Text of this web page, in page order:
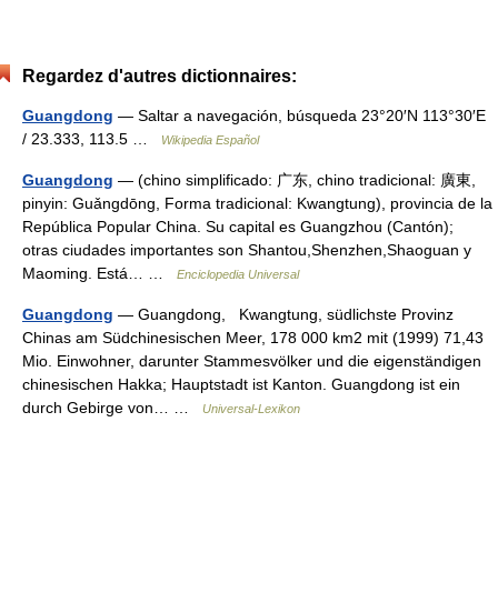
Regardez d'autres dictionnaires:
Guangdong — Saltar a navegación, búsqueda 23°20′N 113°30′E
/ 23.333, 113.5 …
Wikipedia Español
Guangdong — (chino simplificado: 广东, chino tradicional: 廣東,
pinyin: Guǎngdōng, Forma tradicional: Kwangtung), provincia de la
República Popular China. Su capital es Guangzhou (Cantón);
otras ciudades importantes son Shantou,Shenzhen,Shaoguan y
Maoming. Está… …
Enciclopedia Universal
Guangdong — Guangdong, Kwangtung, südlichste Provinz
Chinas am Südchinesischen Meer, 178 000 km2 mit (1999) 71,43
Mio. Einwohner, darunter Stammesvölker und die eigenständigen
chinesischen Hakka; Hauptstadt ist Kanton. Guangdong ist ein
durch Gebirge von… …
Universal-Lexikon